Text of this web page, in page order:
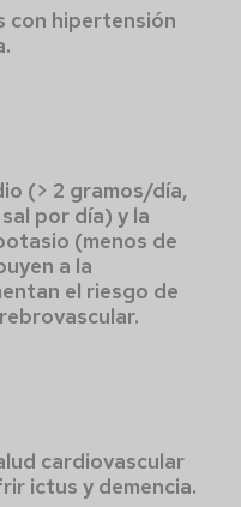
con hipertensión
(> 2 gramos/día,
por día) y la
(menos de
a la
el riesgo de
cardiovascular
ictus y demencia.